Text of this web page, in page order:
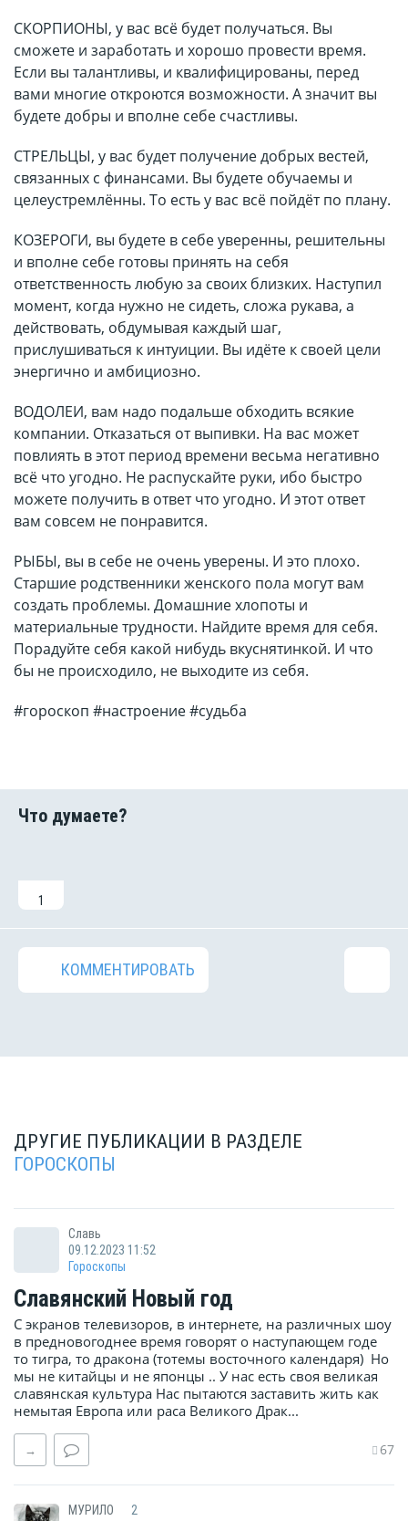
СКОРПИОНЫ, у вас всё будет получаться. Вы
сможете и заработать и хорошо провести время.
Если вы талантливы, и квалифицированы, перед
вами многие откроются возможности. А значит вы
будете добры и вполне себе счастливы.
СТРЕЛЬЦЫ, у вас будет получение добрых вестей,
связанных с финансами. Вы будете обучаемы и
целеустремлённы. То есть у вас всё пойдёт по плану.
КОЗЕРОГИ, вы будете в себе уверенны, решительны
и вполне себе готовы принять на себя
ответственность любую за своих близких. Наступил
момент, когда нужно не сидеть, сложа рукава, а
действовать, обдумывая каждый шаг,
прислушиваться к интуиции. Вы идёте к своей цели
энергично и амбициозно.
ВОДОЛЕИ, вам надо подальше обходить всякие
компании. Отказаться от выпивки. На вас может
повлиять в этот период времени весьма негативно
всё что угодно. Не распускайте руки, ибо быстро
можете получить в ответ что угодно. И этот ответ
вам совсем не понравится.
РЫБЫ, вы в себе не очень уверены. И это плохо.
Старшие родственники женского пола могут вам
создать проблемы. Домашние хлопоты и
материальные трудности. Найдите время для себя.
Порадуйте себя какой нибудь вкуснятинкой. И что
бы не происходило, не выходите из себя.
#гороскоп #настроение #судьба
1
КОММЕНТИРОВАТЬ
ДРУГИЕ ПУБЛИКАЦИИ В РАЗДЕЛЕ
ГОРОСКОПЫ
Славь
09.12.2023 11:52
Гороскопы
Славянский Новый год
С экранов телевизоров, в интернете, на различных шоу
в предновогоднее время говорят о наступающем годе
то тигра, то дракона (тотемы восточного календаря) Но
мы не китайцы и не японцы .. У нас есть своя великая
славянская культура Нас пытаются заставить жить как
немытая Европа или раса Великого Драк...
→ 67
МУРИЛО
2